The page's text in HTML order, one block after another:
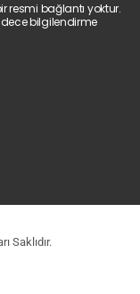
resmi bağlantı yoktur.
bilgilendirme
Saklıdır.